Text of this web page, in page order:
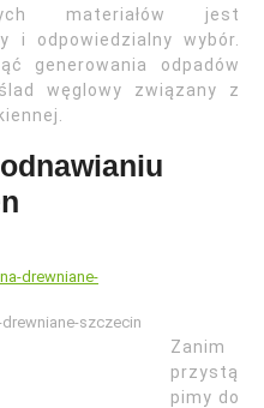
materiałów jest
i odpowiedzialny wybór.
generowania odpadów
węglowy związany z
szczecin
Zanim
przystą
pimy do